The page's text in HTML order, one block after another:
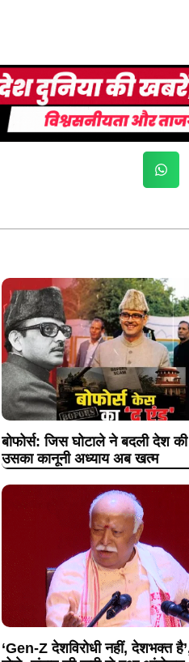
बोफोर्स: जिस घोटाले ने बदली देश की
उसका कानूनी अध्याय अब खत्म
‘Gen-Z देशविरोधी नहीं, देशभक्त